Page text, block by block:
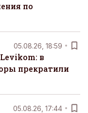
по
05.08.26, 18:59
в
прекратили
05.08.26, 17:44